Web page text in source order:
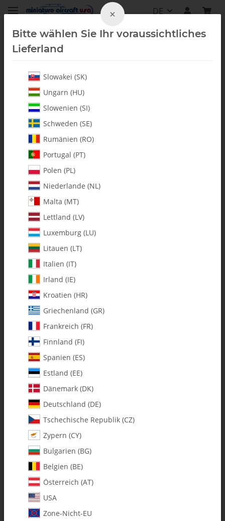
DE
Fury 57
4500-100 Magnets - Pack of 2
Artikelnummer:
Kategorie:Fury 57
4500-100 Magnete - 2er Pack
$ 5.94
inkl. 19% USt. , zzgl.Versand
Auswahl Steuerzone / Lieferland
×
Bitte wählen Sie Ihr voraussichtliches
Lieferland
Slowakei (SK)
Ungarn (HU)
Slowenien (SI)
Schweden (SE)
Rumänien (RO)
Portugal (PT)
Polen (PL)
Niederlande (NL)
Malta (MT)
Lettland (LV)
Luxemburg (LU)
Litauen (LT)
Italien (IT)
Irland (IE)
Kroatien (HR)
Griechenland (GR)
Frankreich (FR)
Finnland (FI)
Spanien (ES)
Estland (EE)
Dänemark (DK)
Deutschland (DE)
Tschechische Republik (CZ)
Zypern (CY)
Bulgarien (BG)
Belgien (BE)
Österreich (AT)
USA
Zone-Nicht-EU